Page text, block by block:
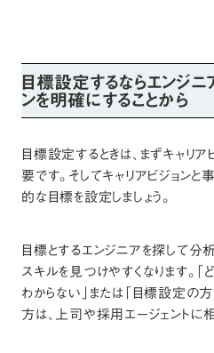
目標設定するならエンジニ
ンを明確にすることから
目標設定するときは、まずキャリ
要です。そしてキャリアビジョン
的な目標を設定しましょう。
目標とするエンジニアを探して分
スキルを見つけやすくなります。
わからない」または「目標設定の
方は、上司や採用エージェントに